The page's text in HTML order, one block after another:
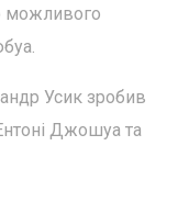
можливого
Усик зробив
Джошуа та